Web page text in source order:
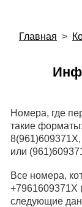
Главная >
Номера, где
такие
или
Все номера,
следующие